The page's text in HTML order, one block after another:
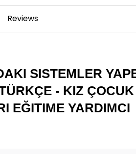
Reviews
SISTEMLER
- KIZ
EĞITIME YARDIMCI